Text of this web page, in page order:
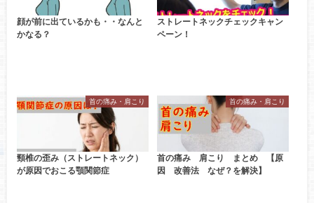
顔が前に出ているかも・・なんと
かなる？
ストレートネックチェックキャン
ペーン！
首の痛み・肩こり
頸椎の歪み（ストレートネック）
が原因でおこる顎関節症
首の痛み・肩こり
首の痛み 肩こり まとめ 【原
因 改善法 なぜ？を解決】